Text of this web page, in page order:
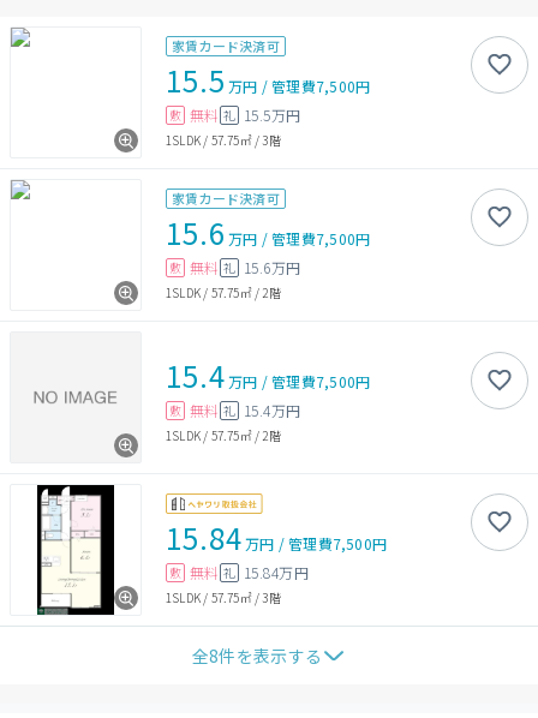
家賃カード決済可
15.5 万円 /管理費7,500円
敷 無料 礼 15.5万円
1SLDK / 57.75㎡/3階
家賃カード決済可
15.6 万円 /管理費7,500円
敷 無料 礼 15.6万円
1SLDK / 57.75㎡/2階
15.4万円 /管理費7,500円
敷 無料 礼 15.4万円
1SLDK / 57.75㎡/ 2階
15.84万円 /管理費7,500円
敷 無料 礼 15.84万円
1SLDK / 57.75㎡/3階
全8件を表示する